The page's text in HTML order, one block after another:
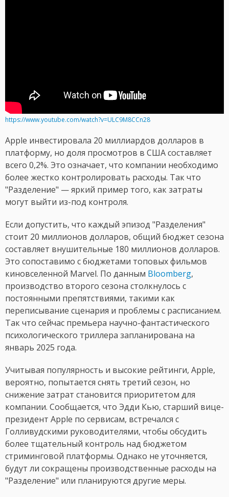
https://www.youtube.com/watch?v=ULC9M8CCn28
Apple инвестировала 20 миллиардов долларов в
платформу, но доля просмотров в США составляет
всего 0,2%. Это означает, что компании необходимо
более жестко контролировать расходы. Так что
"Разделение" — яркий пример того, как затраты
могут выйти из-под контроля.
Если допустить, что каждый эпизод "Разделения"
стоит 20 миллионов долларов, общий бюджет сезона
составляет внушительные 180 миллионов долларов.
Это сопоставимо с бюджетами топовых фильмов
киновселенной Marvel. По данным Bloomberg,
производство второго сезона столкнулось с
постоянными препятствиями, такими как
переписывание сценария и проблемы с расписанием.
Так что сейчас премьера научно-фантастического
психологического триллера запланирована на
январь 2025 года.
Учитывая популярность и высокие рейтинги, Apple,
вероятно, попытается снять третий сезон, но
снижение затрат становится приоритетом для
компании. Сообщается, что Эдди Кью, старший вице-
президент Apple по сервисам, встречался с
Голливудскими руководителями, чтобы обсудить
более тщательный контроль над бюджетом
стриминговой платформы. Однако не уточняется,
будут ли сокращены производственные расходы на
"Разделение" или планируются другие меры.